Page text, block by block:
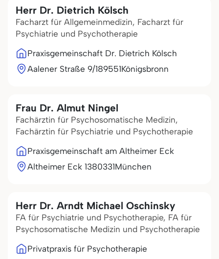
Herr Dr. Dietrich Kölsch
Facharzt für Allgemeinmedizin, Facharzt für
Psychiatrie und Psychotherapie
Praxisgemeinschaft Dr. Dietrich Kölsch
Aalener Straße 9/189551Königsbronn
Frau Dr. Almut Ningel
Fachärztin für Psychosomatische Medizin,
Fachärztin für Psychiatrie und Psychotherapie
Praxisgemeinschaft am Altheimer Eck
Altheimer Eck 1380331München
Herr Dr. Arndt Michael Oschinsky
FA für Psychiatrie und Psychotherapie, FA für
Psychosomatische Medizin und Psychotherapie
Privatpraxis für Psychotherapie